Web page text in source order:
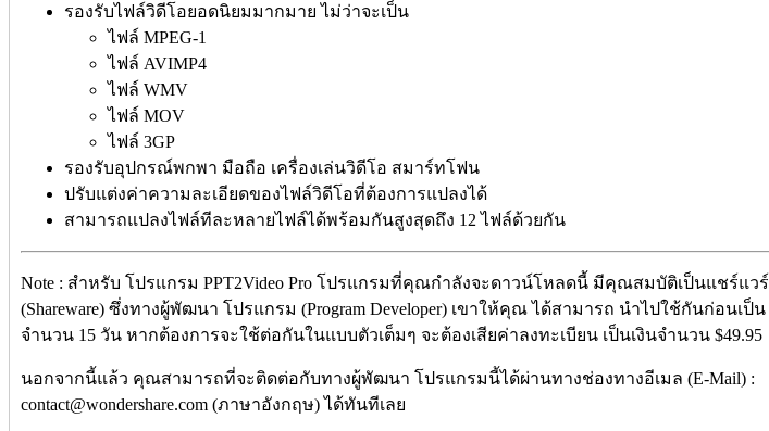
รองรับไฟล์วิดีโอยอดนิยมมากมาย ไม่ว่าจะเป็น
ไฟล์ MPEG-1
ไฟล์ AVIMP4
ไฟล์ WMV
ไฟล์ MOV
ไฟล์ 3GP
รองรับอุปกรณ์พกพา มือถือ เครื่องเล่นวิดีโอ สมาร์ทโฟน
ปรับแต่งค่าความละเอียดของไฟล์วิดีโอที่ต้องการแปลงได้
สามารถแปลงไฟล์ทีละหลายไฟล์ได้พร้อมกันสูงสุดถึง 12 ไฟล์ด้วยกัน
Note : สำหรับ โปรแกรม PPT2Video Pro โปรแกรมที่คุณกำลังจะดาวน์โหลดนี้ มีคุณสมบัติเป็นแชร์แวร์
(Shareware) ซึ่งทางผู้พัฒนา โปรแกรม (Program Developer) เขาให้คุณ ได้สามารถ นำไปใช้กันก่อนเป็น
จำนวน 15 วัน หากต้องการจะใช้ต่อกันในแบบตัวเต็มๆ จะต้องเสียค่าลงทะเบียน เป็นเงินจำนวน $49.95
นอกจากนี้แล้ว คุณสามารถที่จะติดต่อกับทางผู้พัฒนา โปรแกรมนี้ได้ผ่านทางช่องทางอีเมล (E-Mail) :
contact@wondershare.com (ภาษาอังกฤษ) ได้ทันทีเลย